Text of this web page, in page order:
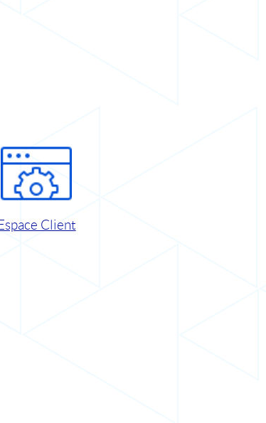
Espace Client